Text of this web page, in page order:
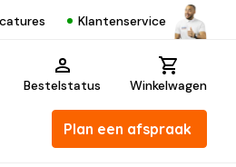
Klantenservice
Bestelstatus Winkelwagen
Plan een afspraak